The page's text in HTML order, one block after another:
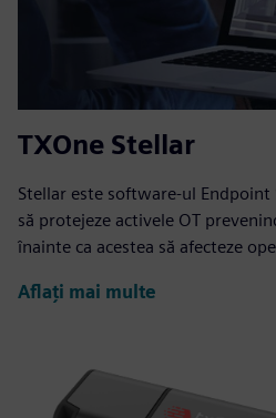
TXOne Stellar
Stellar este software-ul Endpoint
să protejeze activele OT
înainte ca acestea să afecteze
Aflați mai multe